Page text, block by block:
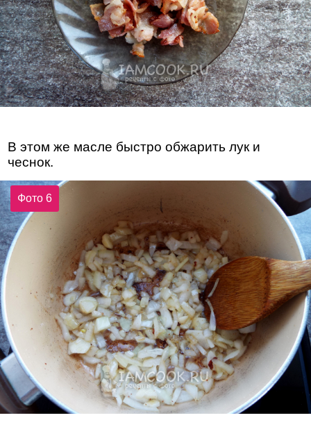
В этом же масле быстро обжарить лук и
чеснок.
Фото 6